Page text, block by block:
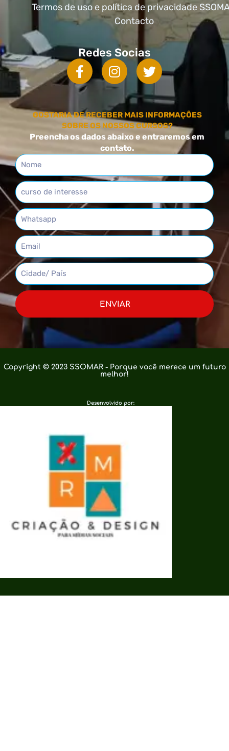
Termos de uso e política de privacidade
Contacto
Redes Socias
GOSTARIA DE RECEBER MAIS INFORMAÇÕES
SOBRE OS NOSSOS CURSOS?
Preencha os dados abaixo e entraremos em
contato.
ENVIAR
Copyright © 2023 SSOMAR - Porque você merece um futuro
melhor!
Desenvolvido por: